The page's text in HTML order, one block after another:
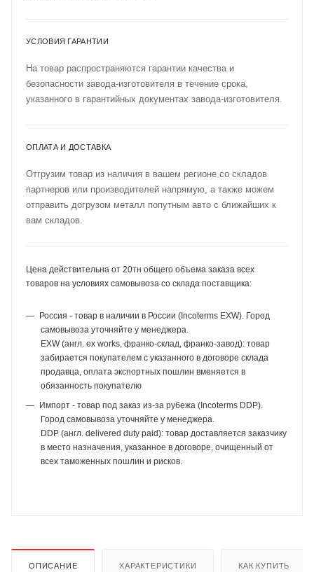
УСЛОВИЯ ГАРАНТИИ
На товар распространяются гарантии качества и
безопасности завода-изготовителя в течение срока,
указанного в гарантийных документах завода-изготовителя.
ОПЛАТА И ДОСТАВКА
Отгрузим товар из наличия в вашем регионе со складов
партнеров или производителей напрямую, а также можем
отправить догрузом металл попутным авто с ближайших к
вам складов.
Цена действительна от 20тн общего объема заказа всех
товаров на условиях самовывоза со склада поставщика:
Россия - товар в наличии в России (Incoterms EXW). Город
самовывоза уточняйте у менеджера.
EXW (англ. ex works, франко-склад, франко-завод): товар
забирается покупателем с указанного в договоре склада
продавца, оплата экспортных пошлин вменяется в
обязанность покупателю
Импорт - товар под заказ из-за рубежа (Incoterms DDP).
Город самовывоза уточняйте у менеджера.
DDP (англ. delivered duty paid): товар доставляется заказчику
в место назначения, указанное в договоре, очищенный от
всех таможенных пошлин и рисков.
ОПИСАНИЕ ХАРАКТЕРИСТИКИ КАК КУПИТЬ